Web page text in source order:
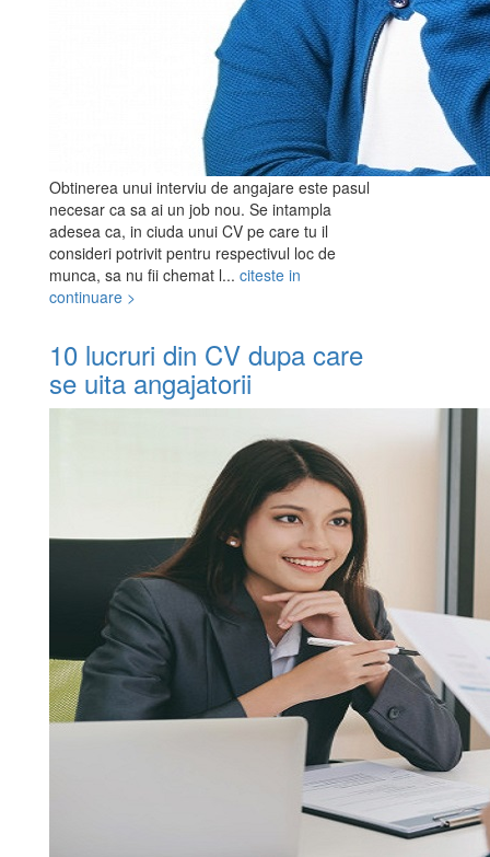
Obtinerea unui interviu de angajare este pasul
necesar ca sa ai un job nou. Se intampla
adesea ca, in ciuda unui CV pe care tu il
consideri potrivit pentru respectivul loc de
munca, sa nu fii chemat l... citeste in
continuare >
10 lucruri din CV dupa care
se uita angajatorii